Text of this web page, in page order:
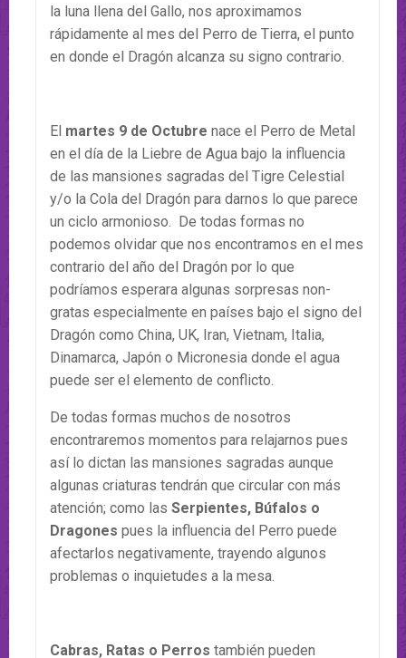
la luna llena del Gallo, nos aproximamos
rápidamente al mes del Perro de Tierra, el punto
en donde el Dragón alcanza su signo contrario.
El martes 9 de Octubre nace el Perro de Metal
en el día de la Liebre de Agua bajo la influencia
de las mansiones sagradas del Tigre Celestial
y/o la Cola del Dragón para darnos lo que parece
un ciclo armonioso. De todas formas no
podemos olvidar que nos encontramos en el mes
contrario del año del Dragón por lo que
podríamos esperara algunas sorpresas non-
gratas especialmente en países bajo el signo del
Dragón como China, UK, Iran, Vietnam, Italia,
Dinamarca, Japón o Micronesia donde el agua
puede ser el elemento de conflicto.
De todas formas muchos de nosotros
encontraremos momentos para relajarnos pues
así lo dictan las mansiones sagradas aunque
algunas criaturas tendrán que circular con más
atención; como las Serpientes, Búfalos o
Dragones pues la influencia del Perro puede
afectarlos negativamente, trayendo algunos
problemas o inquietudes a la mesa.
Cabras, Ratas o Perros también pueden